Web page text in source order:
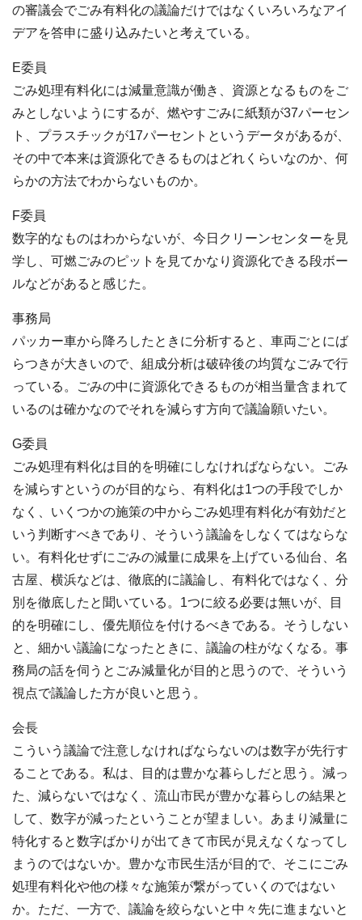
の審議会でごみ有料化の議論だけではなくいろいろなアイ
デアを答申に盛り込みたいと考えている。
E委員
ごみ処理有料化には減量意識が働き、資源となるものをご
みとしないようにするが、燃やすごみに紙類が37パーセン
ト、プラスチックが17パーセントというデータがあるが、
その中で本来は資源化できるものはどれくらいなのか、何
らかの方法でわからないものか。
F委員
数字的なものはわからないが、今日クリーンセンターを見
学し、可燃ごみのピットを見てかなり資源化できる段ボー
ルなどがあると感じた。
事務局
パッカー車から降ろしたときに分析すると、車両ごとにば
らつきが大きいので、組成分析は破砕後の均質なごみで行
っている。ごみの中に資源化できるものが相当量含まれて
いるのは確かなのでそれを減らす方向で議論願いたい。
G委員
ごみ処理有料化は目的を明確にしなければならない。ごみ
を減らすというのが目的なら、有料化は1つの手段でしか
なく、いくつかの施策の中からごみ処理有料化が有効だと
いう判断すべきであり、そういう議論をしなくてはならな
い。有料化せずにごみの減量に成果を上げている仙台、名
古屋、横浜などは、徹底的に議論し、有料化ではなく、分
別を徹底したと聞いている。1つに絞る必要は無いが、目
的を明確にし、優先順位を付けるべきである。そうしない
と、細かい議論になったときに、議論の柱がなくなる。事
務局の話を伺うとごみ減量化が目的と思うので、そういう
視点で議論した方が良いと思う。
会長
こういう議論で注意しなければならないのは数字が先行す
ることである。私は、目的は豊かな暮らしだと思う。減っ
た、減らないではなく、流山市民が豊かな暮らしの結果と
して、数字が減ったということが望ましい。あまり減量に
特化すると数字ばかりが出てきて市民が見えなくなってし
まうのではないか。豊かな市民生活が目的で、そこにごみ
処理有料化や他の様々な施策が繋がっていくのではない
か。ただ、一方で、議論を絞らないと中々先に進まないと